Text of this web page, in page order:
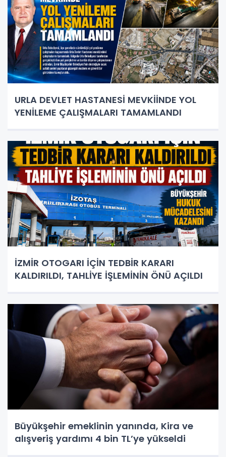
URLA DEVLET HASTANESİ MEVKİİNDE YOL
YENİLEME ÇALIŞMALARI TAMAMLANDI
İZMİR OTOGARI İÇİN TEDBİR KARARI
KALDIRILDI, TAHLİYE İŞLEMİNİN ÖNÜ AÇILDI
Büyükşehir emeklinin yanında, Kira ve
alışveriş yardımı 4 bin TL’ye yükseldi